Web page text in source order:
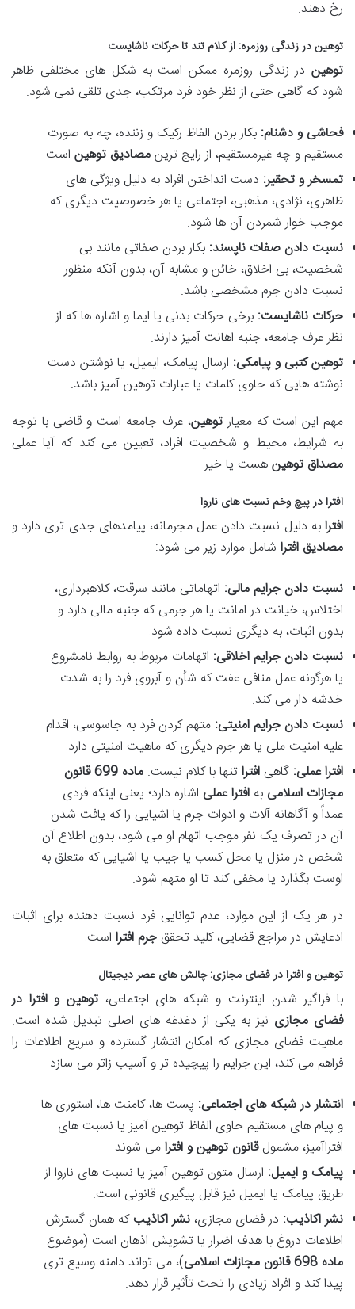
رخ دهند.
توهین در زندگی روزمره: از کلام تند تا حرکات ناشایست
توهین در زندگی روزمره ممکن است به شکل های مختلفی ظاهر
شود که گاهی حتی از نظر خود فرد مرتکب، جدی تلقی نمی شود.
فحاشی و دشنام: بکار بردن الفاظ رکیک و زننده، چه به صورت
مستقیم و چه غیرمستقیم، از رایج ترینمصادیق توهین است.
تمسخر و تحقیر: دست انداختن افراد به دلیل ویژگی های
ظاهری، نژادی، مذهبی، اجتماعی یا هر خصوصیت دیگری که
موجب خوار شمردن آن ها شود.
نسبت دادن صفات ناپسند: بکار بردن صفاتی مانند بی
شخصیت، بی اخلاق، خائن و مشابه آن، بدون آنکه منظور
نسبت دادن جرم مشخصی باشد.
حرکات ناشایست: برخی حرکات بدنی یا ایما و اشاره ها که از
نظر عرف جامعه، جنبه اهانت آمیز دارند.
توهین کتبی و پیامکی: ارسال پیامک، ایمیل، یا نوشتن دست
نوشته هایی که حاوی کلمات یا عبارات توهین آمیز باشد.
مهم این است که معیارتوهین، عرف جامعه است و قاضی با توجه
به شرایط، محیط و شخصیت افراد، تعیین می کند که آیا عملی
مصداق توهینهست یا خیر.
افترادر پیچ وخم نسبت های ناروا
افترابه دلیل نسبت دادن عمل مجرمانه، پیامدهای جدی تری دارد و
مصادیق افترا شامل موارد زیر می شود:
نسبت دادن جرایم مالی: اتهاماتی مانند سرقت، کلاهبرداری،
اختلاس، خیانت در امانت یا هر جرمی که جنبه مالی دارد و
بدون اثبات، به دیگری نسبت داده شود.
نسبت دادن جرایم اخلاقی: اتهامات مربوط به روابط نامشروع
یا هرگونه عمل منافی عفت که شأن و آبروی فرد را به شدت
خدشه دار می کند.
نسبت دادن جرایم امنیتی: متهم کردن فرد به جاسوسی، اقدام
علیه امنیت ملی یا هر جرم دیگری که ماهیت امنیتی دارد.
افترا عملی: گاهی افتراتنها با کلام نیست.
ماده 699 قانون
مجازات اسلامی به افترا عملی اشاره دارد؛ یعنی اینکه فردی
عمداً و آگاهانه آلات و ادوات جرم یا اشیایی را که یافت شدن
آن در تصرف یک نفر موجب اتهام او می شود، بدون اطلاع آن
شخص در منزل یا محل کسب یا جیب یا اشیایی که متعلق به
اوست بگذارد یا مخفی کند تا او متهم شود.
در هر یک از این موارد، عدم توانایی فرد نسبت دهنده برای اثبات
ادعایش در مراجع قضایی، کلید تحقق جرم افترا است.
توهین و افترا در فضای مجازی: چالش های عصر دیجیتال
با فراگیر شدن اینترنت و شبکه های اجتماعی،توهین و افترا در
فضای مجازی نیز به یکی از دغدغه های اصلی تبدیل شده است.
ماهیت فضای مجازی که امکان انتشار گسترده و سریع اطلاعات را
فراهم می کند، این جرایم را پیچیده تر و آسیب زاتر می سازد.
انتشار در شبکه های اجتماعی: پست ها، کامنت ها، استوری ها
و پیام های مستقیم حاوی الفاظ توهین آمیز یا نسبت های
افتراآمیز، مشمولقانون توهین و افترامی شوند.
پیامک و ایمیل: ارسال متون توهین آمیز یا نسبت های ناروا از
طریق پیامک یا ایمیل نیز قابل پیگیری قانونی است.
نشر اکاذیب: در فضای مجازی، نشر اکاذیبکه همان گسترش
اطلاعات دروغ با هدف اضرار یا تشویش اذهان است (موضوع
ماده 698 قانون مجازات اسلامی
)، می تواند دامنه وسیع تری
پیدا کند و افراد زیادی را تحت تأثیر قرار دهد.